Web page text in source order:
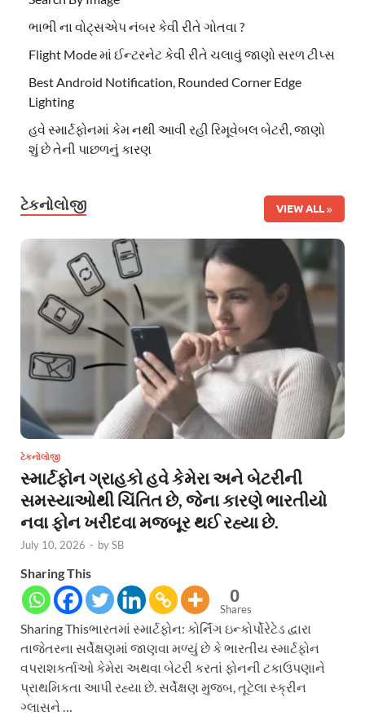
ભાભી ના વોટ્સએપ નંબર કેવી રીતે ગોતવા ?
Flight Mode માં ઈન્ટરનેટ કેવી રીતે ચલાવું જાણો સરળ ટીપ્સ
Best Android Notification, Rounded Corner Edge
Lighting
હવે સ્માર્ટફોનમાં કેમ નથી આવી રહી રિમૂવેબલ બેટરી, જાણો
શું છે તેની પાછળનું કારણ
ટેકનોલોજી VIEW ALL
ટેકનોલોજી
સ્માર્ટફોન ગ્રાહકો હવે કેમેરા અને બેટરીની
સમસ્યાઓથી ચિંતિત છે, જેના કારણે ભારતીયો
નવા ફોન ખરીદવા મજબૂર થઈ રહ્યા છે.
July 10, 2026 - bySB
Sharing This
0
Shares
Sharing Thisભારતમાં સ્માર્ટફોન: કોર્નિંગ ઇન્કોર્પોરેટેડ દ્વારા
તાજેતરના સર્વેક્ષણમાં જાણવા મળ્યું છે કે ભારતીય સ્માર્ટફોન
વપરાશકર્તાઓ કેમેરા અથવા બેટરી કરતાં ફોનની ટકાઉપણાને
પ્રાથમિકતા આપી રહ્યા છે. સર્વેક્ષણ મુજબ, તૂટેલા સ્ક્રીન
ગ્લાસને …